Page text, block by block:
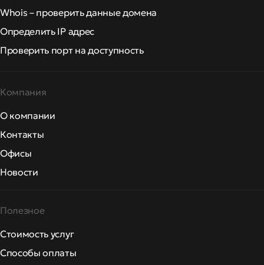
Whois – проверить данные домена
Определить IP адрес
Проверить порт на доступность
Компания
О компании
Контакты
Офисы
Новости
Полезное
Стоимость услуг
Способы оплаты